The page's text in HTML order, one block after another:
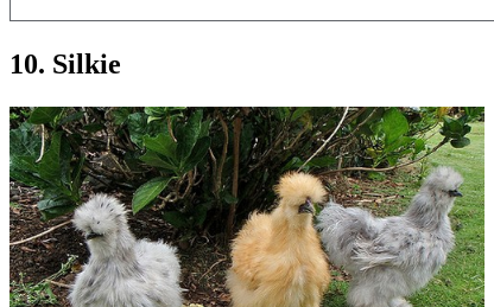
10. Silkie